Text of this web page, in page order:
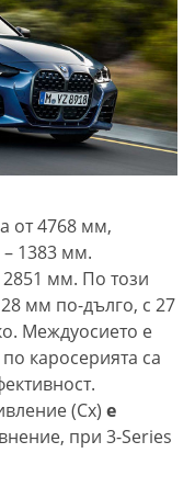
от 4768 мм,
1383 мм.
2851 мм. По този
мм по-дълго, с 27
Междуосието е
каросерията са
(Cx) е
при 3-Series